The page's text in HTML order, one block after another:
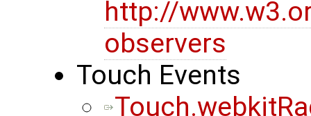
http://
observers
Touch Events